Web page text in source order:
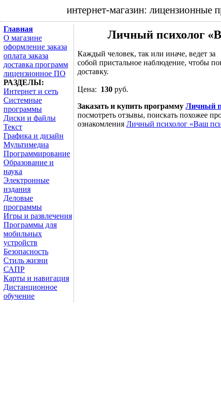
интернет-магазин:
Главная
О магазине
оформление заказа
оплата заказа
доставка программ
лицензионное ПО
РАЗДЕЛЫ:
Интернет и сеть
Системные
программы
Диски и файлы
Текст
Графика и дизайн
Мультимедиа
Программирование
Образование и
наука
Электронные
издания
Деловые
программы
Игры и развлечения
Программы для
мобильных
устройств
Безопасность
Стиль жизни
САПР
Карты и навигация
Дистанционное
обучение
Личный психолог
Каждый человек, так или иначе, ведет за
собой пристальное наблюдение, чтобы
доставку.
Цена: 130 руб.
Заказать и купить программу Личный
посмотреть отзывы, поискать похожее
ознакомления Личный психолог «Ваш